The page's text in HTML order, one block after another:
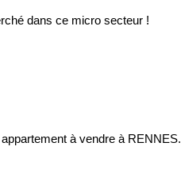
dans ce micro secteur !
à vendre à RENNES.